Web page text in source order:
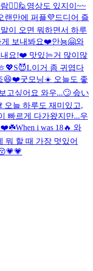
🙋‍♀️🙋 영상도 있지이~~
랜만에 퍼플💜드디어 즐
이 오면 뭐하면서 하루
게 보내봐요❤️안뇽🤗와
요!❤️ 맛있는거 많이많
💖S😈L이거 좀 귀엽다
😆❤️굿모닝☀️ 오늘도 좋
고싶어요 와우...🙄 会い
오늘 하루도 재미있고,
빠르게 다가왔지만...우
❤️☘️When i was 18🔥 와
뭐 할 때 가장 멋있어